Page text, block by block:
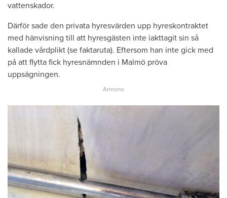
vattenskador.
Därför sade den privata hyresvärden upp hyreskontraktet
med hänvisning till att hyresgästen inte iakttagit sin så
kallade vårdplikt (se faktaruta). Eftersom han inte gick med
på att flytta fick hyresnämnden i Malmö pröva
uppsägningen.